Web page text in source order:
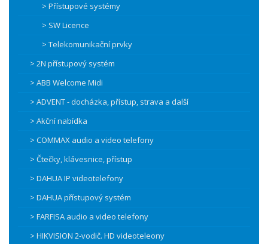
> Přístupové systémy
> SW Licence
> Telekomunikační prvky
> 2N přístupový systém
> ABB Welcome Midi
> ADVENT - docházka, přístup, strava a další
> Akční nabídka
> COMMAX audio a video telefony
> Čtečky, klávesnice, přístup
> DAHUA IP videotelefony
> DAHUA přístupový systém
> FARFISA audio a video telefony
> HIKVISION 2-vodič. HD videoteleony